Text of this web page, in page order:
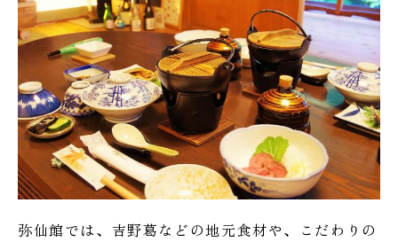
弥仙館では、吉野葛などの地元食材や、こだわりの